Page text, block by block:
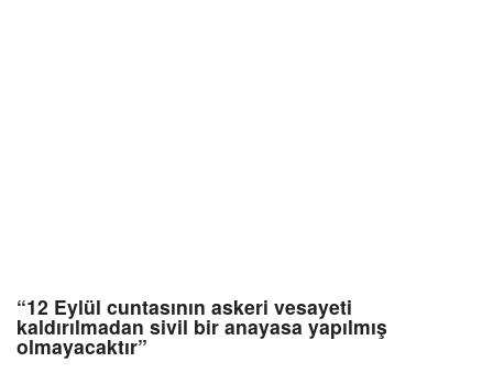
“12 Eylül cuntasının askeri vesayeti
kaldırılmadan sivil bir anayasa yapılmış
olmayacaktır”